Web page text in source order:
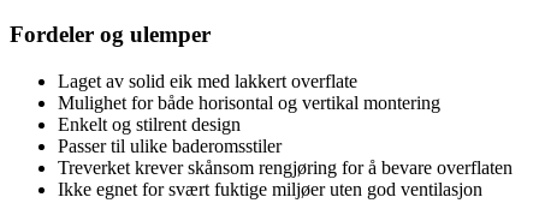
Fordeler og ulemper
Laget av solid eik med lakkert overflate
Mulighet for både horisontal og vertikal montering
Enkelt og stilrent design
Passer til ulike baderomsstiler
Treverket krever skånsom rengjøring for å bevare overflaten
Ikke egnet for svært fuktige miljøer uten god ventilasjon